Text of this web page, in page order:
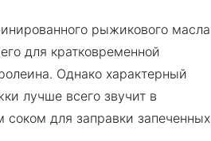
рыжикового масла
для кратковременной
Однако характерный
лучше всего звучит в
для заправки запеченных